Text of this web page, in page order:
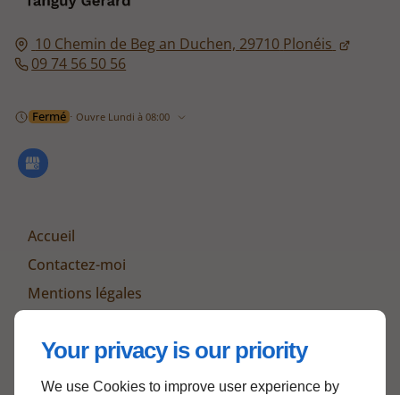
Your privacy is our priority
We use Cookies to improve user experience by
10 Chemin de Beg an Duchen, 29710 Plonéis
09 74 56 50 56
Fermé ⋅ Ouvre Lundi à 08:00
Accueil
Contactez-moi
Mentions légales